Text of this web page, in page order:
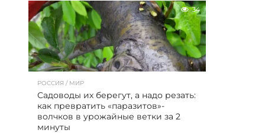
34
РОССИЯ / МИР
Садоводы их берегут, а надо резать:
как превратить «паразитов»-
волчков в урожайные ветки за 2
минуты